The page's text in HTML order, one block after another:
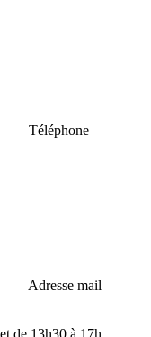
Téléphone
Adresse mail
de 13h30 à 17h.